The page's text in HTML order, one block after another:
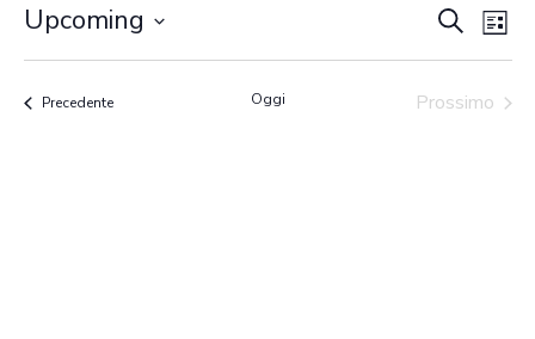
Eventi
e
Cerca Lista
Upcoming
Seleziona
data.
PrecedenteEventi Oggi
Prossimo